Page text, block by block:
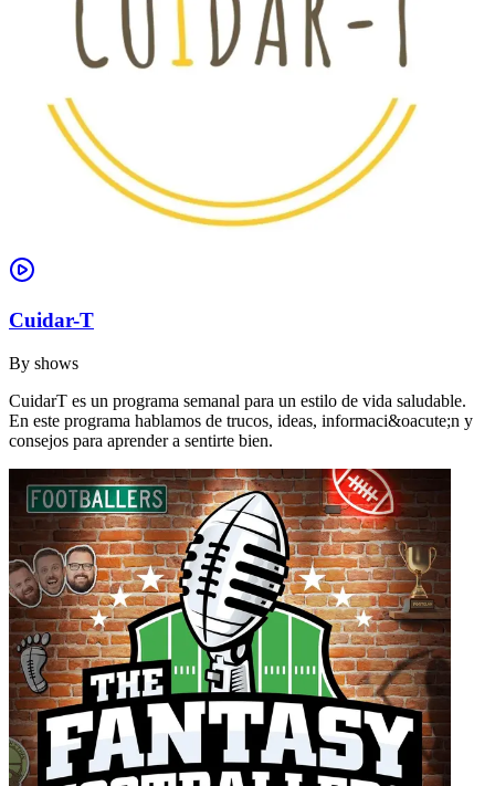
Cuidar-T
By shows
CuidarT es un programa semanal para un estilo de vida saludable.
En este programa hablamos de trucos, ideas, informaci&oacute;n y
consejos para aprender a sentirte bien.